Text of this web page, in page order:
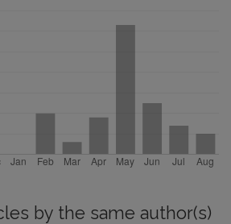
by the same author(s)